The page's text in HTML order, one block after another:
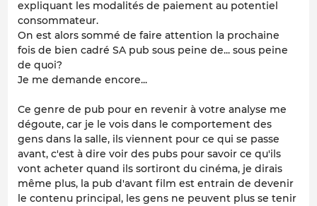
expliquant les modalités de paiement au potentiel
consommateur.
On est alors sommé de faire attention la prochaine
fois de bien cadré SA pub sous peine de... sous peine
de quoi?
Je me demande encore...
Ce genre de pub pour en revenir à votre analyse me
dégoute, car je le vois dans le comportement des
gens dans la salle, ils viennent pour ce qui se passe
avant, c'est à dire voir des pubs pour savoir ce qu'ils
vont acheter quand ils sortiront du cinéma, je dirais
même plus, la pub d'avant film est entrain de devenir
le contenu principal, les gens ne peuvent plus se tenir